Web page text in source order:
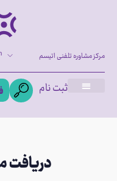
مرکز مشاوره تلفنی اتیسم
ثبت نام
دریافت